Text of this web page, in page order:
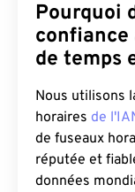
Pourquoi
de temps
Nous utilisons
horaires de
de fuseaux
réputée et
données